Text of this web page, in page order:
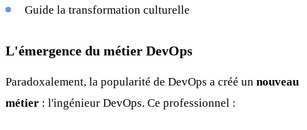
Guide la transformation culturelle
L'émergence du métier DevOps
Paradoxalement, la popularité de DevOps a créé un nouveau
métier : l'ingénieur DevOps. Ce professionnel :